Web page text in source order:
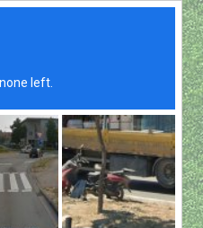
Show all